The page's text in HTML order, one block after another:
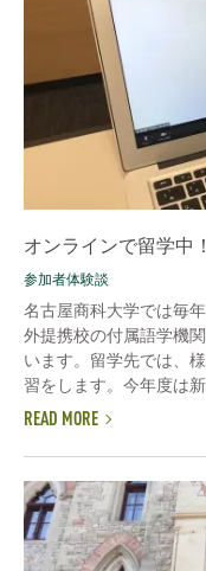
オンラインで留学中
参加者体験談
名古屋商科大学では毎
外提携校の付属語学機
います。留学先では、
習をします。今年度は新...
READ MORE